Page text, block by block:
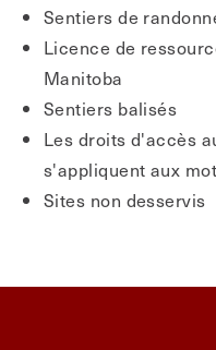
Sentiers de
Licence de
Manitoba
Sentiers balisés
Les droits d'accès
s'appliquent aux
Sites non desservis